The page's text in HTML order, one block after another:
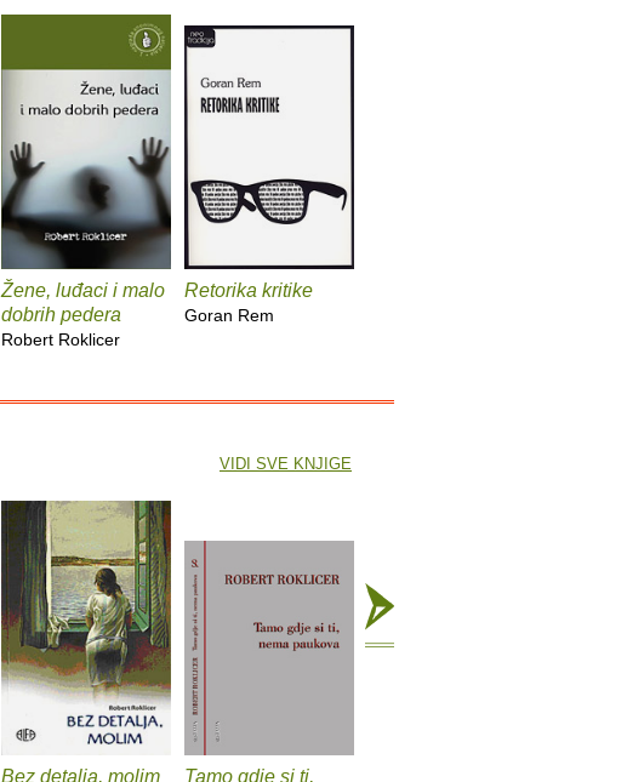
Žene, luđaci i malo
dobrih pedera
Robert Roklicer
Retorika kritike
Goran Rem
Bez detalja, molim Tamo gdje si ti,
VIDI SVE KNJIGE